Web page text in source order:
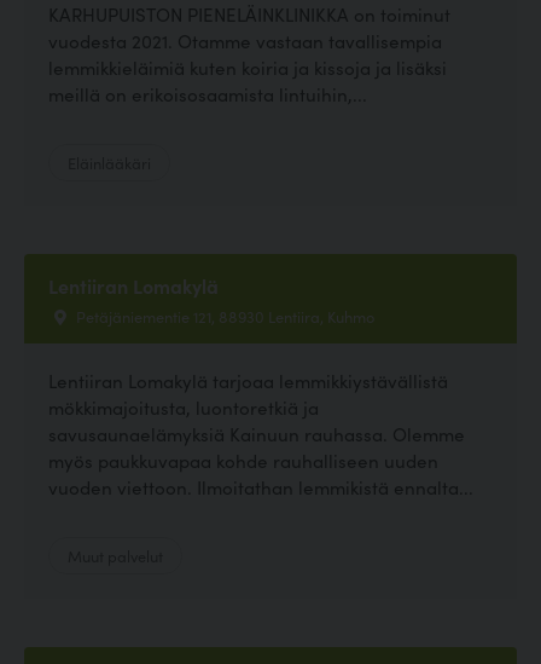
KARHUPUISTON PIENELÄINKLINIKKA on toiminut
vuodesta 2021. Otamme vastaan tavallisempia
lemmikkieläimiä kuten koiria ja kissoja ja lisäksi
meillä on erikoisosaamista lintuihin,...
Lentiiran Lomakylä
Petäjäniementie 121, 88930 Lentiira, Kuhmo
Lentiiran Lomakylä tarjoaa lemmikkiystävällistä
mökkimajoitusta, luontoretkiä ja
savusaunaelämyksiä Kainuun rauhassa. Olemme
myös paukkuvapaa kohde rauhalliseen uuden
vuoden viettoon. Ilmoitathan lemmikistä ennalta...